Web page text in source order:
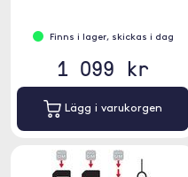
Finns i lager, skickas i dag
1 099 kr
Lägg i varukorgen